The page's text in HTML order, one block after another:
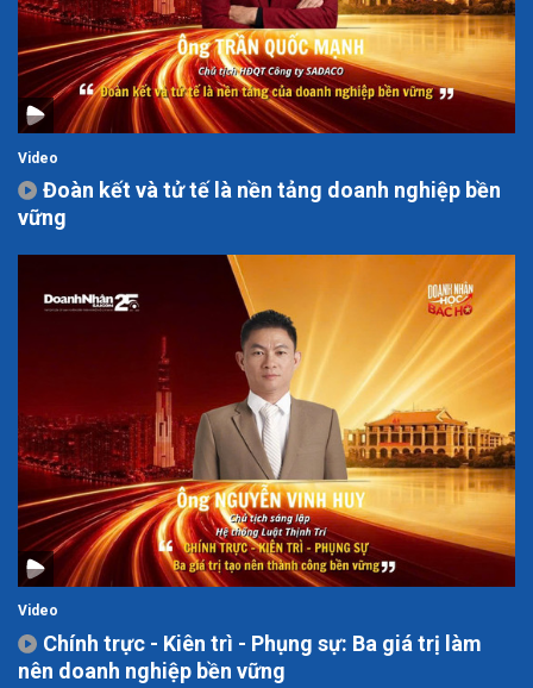
Video
Đoàn kết và tử tế là nền tảng doanh nghiệp bền
vững
Video
Chính trực - Kiên trì - Phụng sự: Ba giá trị làm
nên doanh nghiệp bền vững